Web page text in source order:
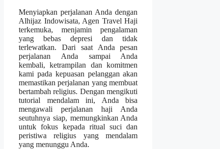
Menyiapkan perjalanan Anda dengan
Alhijaz Indowisata, Agen Travel Haji
terkemuka, menjamin pengalaman
yang bebas depresi dan tidak
terlewatkan. Dari saat Anda pesan
perjalanan Anda sampai Anda
kembali, ketrampilan dan komitmen
kami pada kepuasan pelanggan akan
memastikan perjalanan yang membuat
bertambah religius. Dengan mengikuti
tutorial mendalam ini, Anda bisa
mengawali perjalanan haji Anda
seutuhnya siap, memungkinkan Anda
untuk fokus kepada ritual suci dan
peristiwa religius yang mendalam
yang menunggu Anda.